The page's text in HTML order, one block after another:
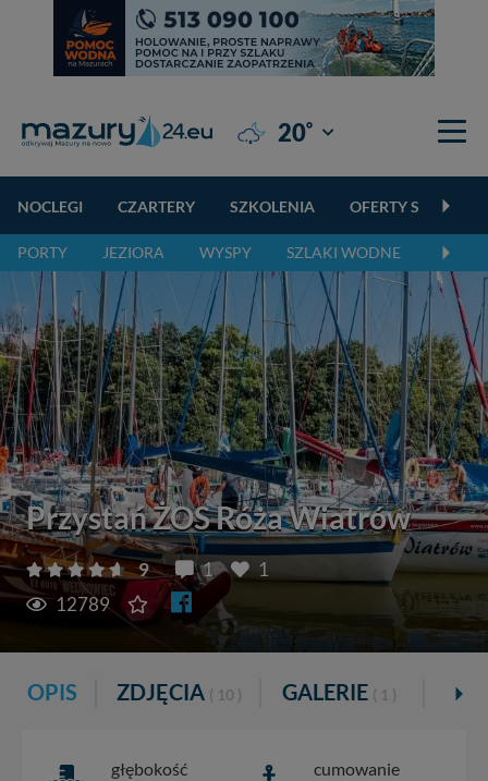
20° Giżycko
NOCLEGI CZARTERY SZKOLENIA OFERTY
PORTY JEZIORA WYSPY SZLAKI WODNE
Przystań ŻOS Róża Wiatrów
9 1
1
12789
OPIS ZDJĘCIA ( 10 ) GALERIE ( 1 )
głębokość
cumowanie